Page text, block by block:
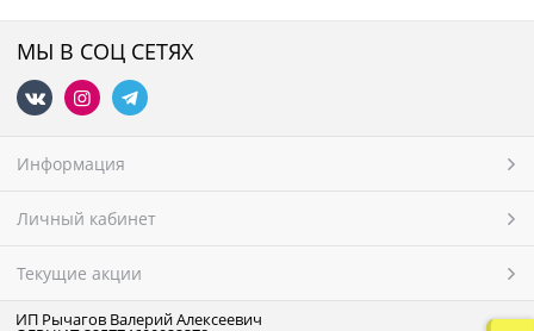
МЫ В СОЦ СЕТЯХ
Информация
Личный кабинет
Текущие акции
ИП Рычагов Валерий Алексеевич